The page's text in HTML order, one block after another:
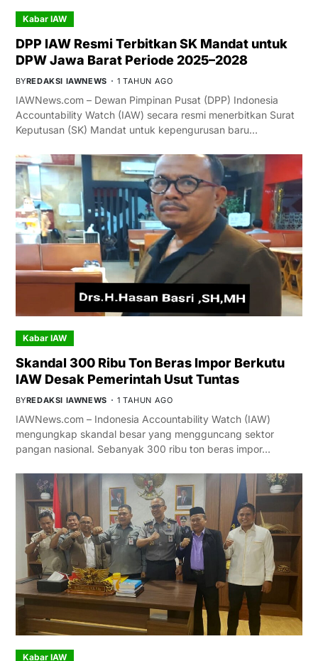
Kabar IAW
DPP IAW Resmi Terbitkan SK Mandat untuk
DPW Jawa Barat Periode 2025–2028
BYREDAKSI IAWNEWS 1 TAHUN AGO
IAWNews.com – Dewan Pimpinan Pusat (DPP) Indonesia
Accountability Watch (IAW) secara resmi menerbitkan Surat
Keputusan (SK) Mandat untuk kepengurusan baru…
Kabar IAW
Skandal 300 Ribu Ton Beras Impor Berkutu
IAW Desak Pemerintah Usut Tuntas
BYREDAKSI IAWNEWS 1 TAHUN AGO
IAWNews.com – Indonesia Accountability Watch (IAW)
mengungkap skandal besar yang mengguncang sektor
pangan nasional. Sebanyak 300 ribu ton beras impor…
Kabar IAW